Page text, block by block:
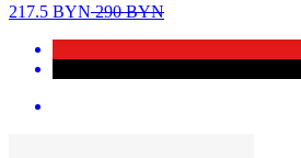
217.5 BYN290BYN